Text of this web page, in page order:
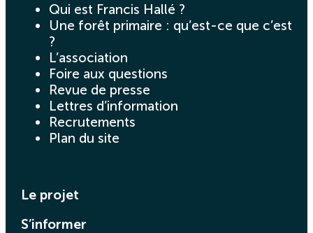
Qui est Francis Hallé ?
Une forêt primaire : qu’est-ce que c’est
?
L’association
Foire aux questions
Revue de presse
Lettres d’information
Recrutements
Plan du site
Le projet
S’informer